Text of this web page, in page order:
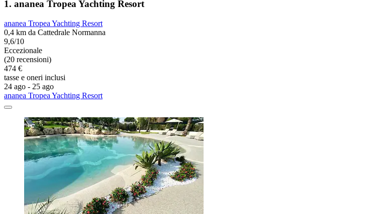
1. ananea Tropea Yachting Resort
ananea Tropea Yachting Resort
0,4 km da Cattedrale Normanna
9,6/10
Eccezionale
(20 recensioni)
474 €
tasse e oneri inclusi
24 ago - 25 ago
ananea Tropea Yachting Resort